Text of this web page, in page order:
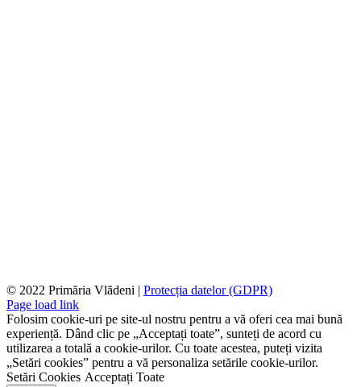
© 2022 Primăria Vlădeni | Protecția datelor (GDPR)
Page load link
Folosim cookie-uri pe site-ul nostru pentru a vă oferi cea mai bună
experiență. Dând clic pe „Acceptați toate”, sunteți de acord cu
utilizarea a totală a cookie-urilor. Cu toate acestea, puteți vizita
„Setări cookies” pentru a vă personaliza setările cookie-urilor.
Setări Cookies Acceptați Toate